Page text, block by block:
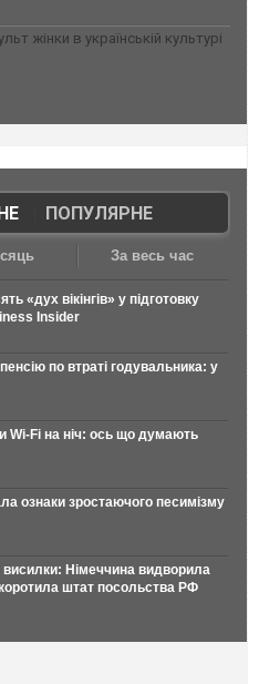
жінки в українській культурі
| ПОПУЛЯРНЕ
За весь час
«дух вікінгів» у підготовку
Insider
по втраті годувальника: у
Wi-Fi на ніч: ось що думають
ознаки зростаючого песимізму
висилки: Німеччина видворила
штат посольства РФ